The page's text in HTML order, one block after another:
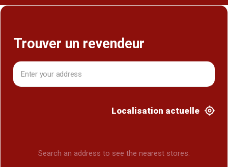
Trouver un revendeur
Localisation actuelle
Search an address to see the nearest stores.